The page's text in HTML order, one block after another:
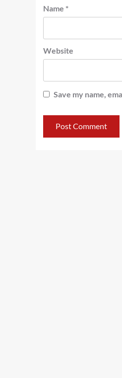
Name *
Website
Save my name,